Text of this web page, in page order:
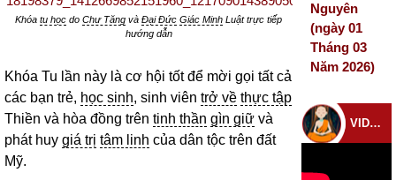
Khóa tu học do Chư Tăng và Đại Đức Giác Minh Luật trực tiếp
hướng dẫn
Khóa Tu lần này là cơ hội tốt để mời gọi tất cả
các bạn trẻ, học sinh, sinh viên trở về thực tập
Thiền và hòa đồng trên tinh thần gìn giữ và
phát huy giá trị tâm linh của dân tộc trên đất
Mỹ.
Nguyên
(ngày 01
Tháng 03
Năm 2026)
VIDEO CHÙA